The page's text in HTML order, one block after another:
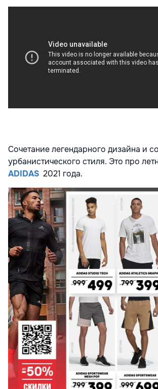
Сочетание легендарного дизайна и
урбанистического стиля. Это про
ADIDAS 2021 года.